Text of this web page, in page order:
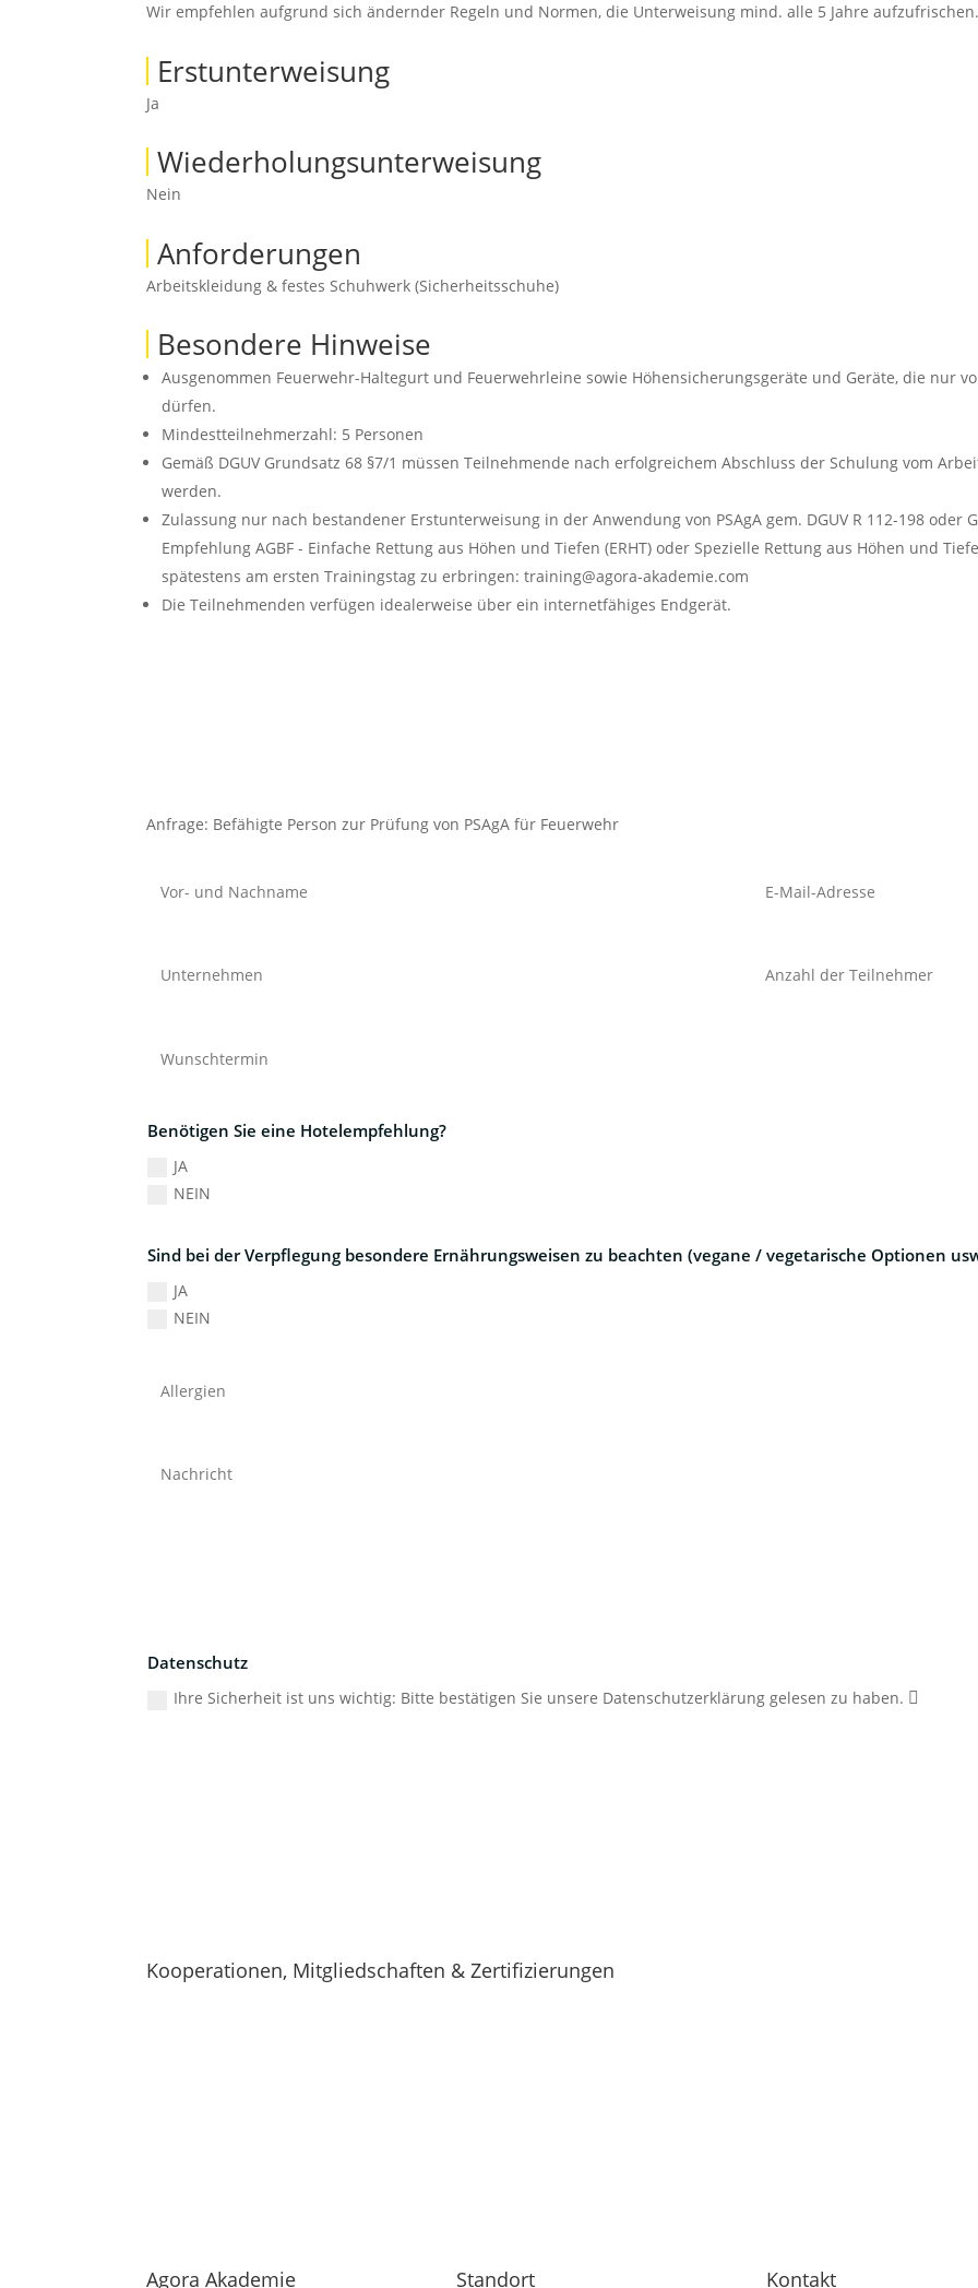
Wir empfehlen aufgrund sich ändernder Regeln und Normen, die Unterweisung mind. alle 5 Jahre
Erstunterweisung
Ja
Wiederholungsunterweisung
Nein
Anforderungen
Arbeitskleidung & festes Schuhwerk (Sicherheitsschuhe)
Besondere Hinweise
Ausgenommen Feuerwehr-Haltegurt und Feuerwehrleine sowie Höhensicherungsgeräte und Geräte, die nur
dürfen.
Mindestteilnehmerzahl: 5 Personen
Gemäß DGUV Grundsatz 68 §7/1 müssen Teilnehmende nach erfolgreichem Abschluss der Schulung vom
werden.
Zulassung nur nach bestandener Erstunterweisung in der Anwendung von PSAgA gem. DGUV R 112-198 oder
Empfehlung AGBF - Einfache Rettung aus Höhen und Tiefen (ERHT) oder Spezielle Rettung aus Höhen und
spätestens am ersten Trainingstag zu erbringen: training@agora-akademie.com
Die Teilnehmenden verfügen idealerweise über ein internetfähiges Endgerät.
Anfrage: Befähigte Person zur Prüfung von PSAgA für Feuerwehr
Benötigen Sie eine Hotelempfehlung?
JA
NEIN
Sind bei der Verpflegung besondere Ernährungsweisen zu beachten (vegane / vegetarische Optionen
JA
NEIN
Datenschutz
Ihre Sicherheit ist uns wichtig: Bitte bestätigen Sie unsere Datenschutzerklärung gelesen zu haben.
Kooperationen, Mitgliedschaften & Zertifizierungen
Agora Akademie Standort Kontakt